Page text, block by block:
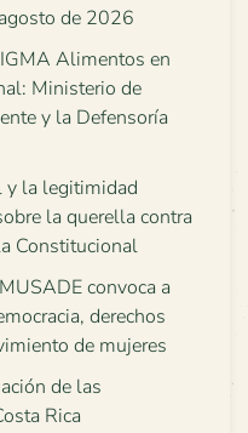
de 2026
Alimentos en
Ministerio de
y la Defensoría
y la legitimidad
la querella contra
Constitucional
convoca a
derechos
de mujeres
de las
Rica